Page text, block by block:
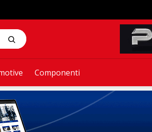
Componenti